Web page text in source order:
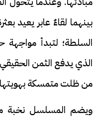
بينهما لقاءٌ عابر يعيد
السلطة؛ لتبدأ
الذي يدفع الثمن
من ظلت متمسكة
ويضم المسلسل نخبة